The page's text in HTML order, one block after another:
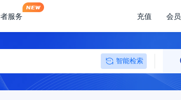
服务 充值 会员
智能检索